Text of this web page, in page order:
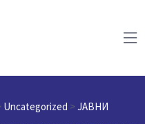
Uncategorized >ЈАВНИ